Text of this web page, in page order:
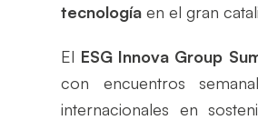
tecnología en el gran
El ESG Innova Group
con encuentros
internacionales en